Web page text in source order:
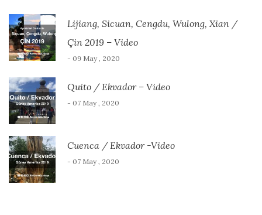
Lijiang, Sicuan, Cengdu, Wulong, Xian /
Çin 2019 – Video
- 09 May , 2020
Quito / Ekvador – Video
- 07 May , 2020
Cuenca / Ekvador -Video
- 07 May , 2020